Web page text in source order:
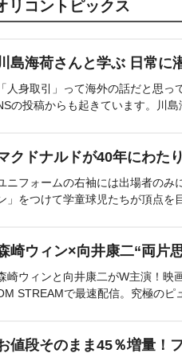
リコントピックス
島海荷さんと学ぶ 日常に
「人身取引」って海外の話だと思
の投稿からも起きています。川島
クドナルドが40年にわた
ニフォームの右袖には出場者のみ
」をつけて学童球児たちが頂点を
崎ウィン×向井康二“両片
崎ウィンと向井康二がW主演！映
STREAMで最速配信。究極のピ
値段そのまま45％増量！